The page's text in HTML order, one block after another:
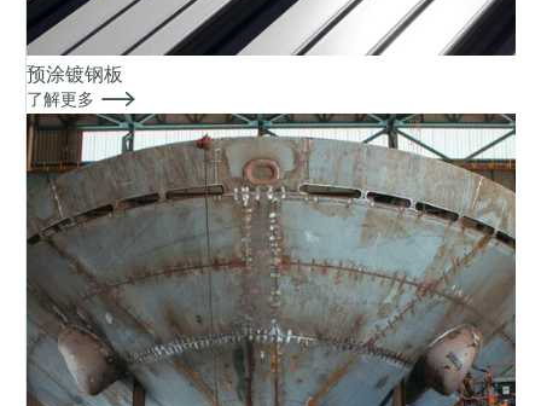
预涂镀钢板
了解更多 